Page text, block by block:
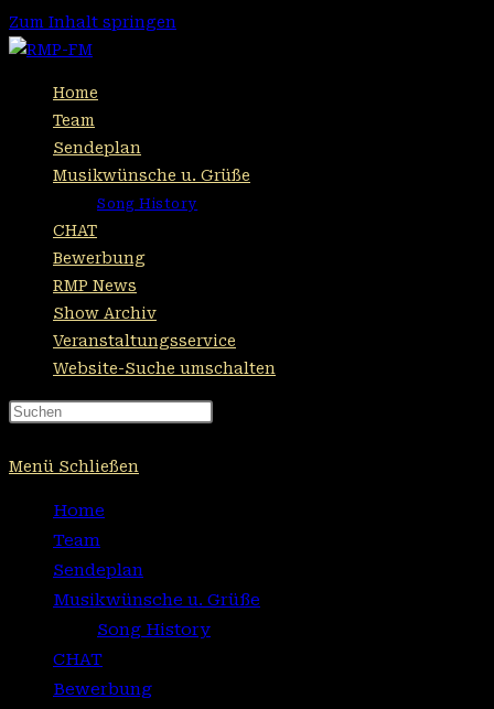
Zum Inhalt springen
Home
Team
Sendeplan
Musikwünsche u. Grüße
Song History
CHAT
Bewerbung
RMP News
Show Archiv
Veranstaltungsservice
Website-Suche umschalten
Menü Schließen
Home
Team
Sendeplan
Musikwünsche u. Grüße
Song History
CHAT
Bewerbung